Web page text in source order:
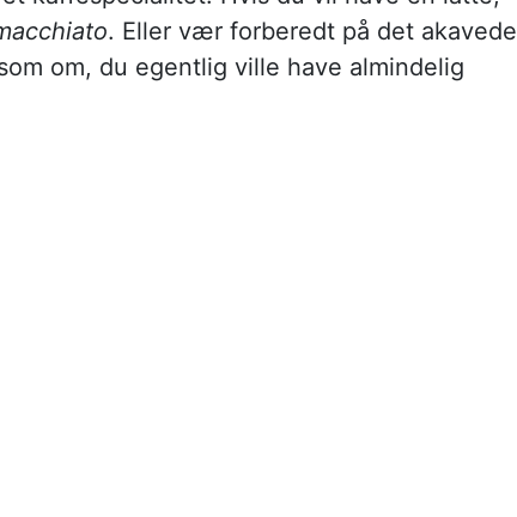
. Eller vær forberedt på det akavede
om, du egentlig ville have almindelig